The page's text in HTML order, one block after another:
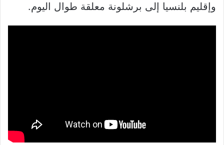
وإقليم بلنسيا ​​​​إلى برشلونة معلقة طوال اليوم.